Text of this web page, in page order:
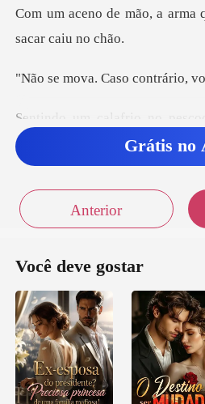
Sair
Baixar App
o contrário,
o no
Grátis no
Anterior
Você deve gostar